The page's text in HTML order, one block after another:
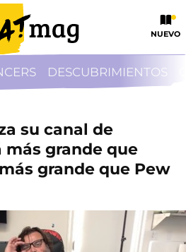
NUEVO
DESCUBRIMIENTOS
su canal de
más grande que
grande que Pew